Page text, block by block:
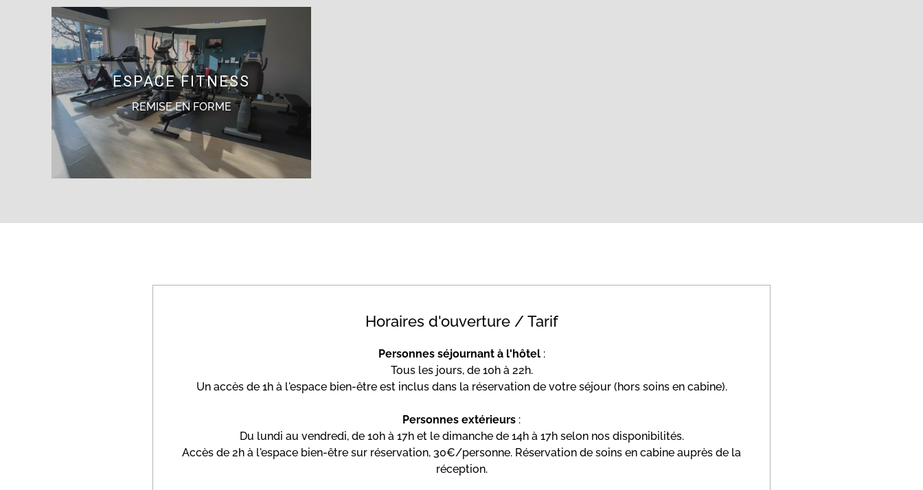
ESPACE FITNESS
REMISE EN FORME
Horaires d'ouverture / Tarif
Personnes séjournant à l'hôtel:
Tous les jours, de 10h à 22h.
Un accès de 1h à l'espace bien-être est inclus dans la réservation de votre séjour (hors soins en cabine).
Personnes extérieurs :
Du lundi au vendredi, de 10h à 17h et le dimanche de 14h à 17h selon nos disponibilités.
Accès de 2h à l'espace bien-être sur réservation, 30€/personne. Réservation de soins en cabine auprès de la
réception.